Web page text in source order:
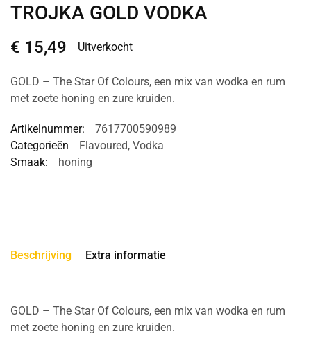
TROJKA GOLD VODKA
€ 15,49 Uitverkocht
GOLD – The Star Of Colours, een mix van wodka en rum
met zoete honing en zure kruiden.
Artikelnummer:
7617700590989
Categorieën
Flavoured, Vodka
Smaak:
honing
Beschrijving Extra informatie
GOLD – The Star Of Colours, een mix van wodka en rum
met zoete honing en zure kruiden.